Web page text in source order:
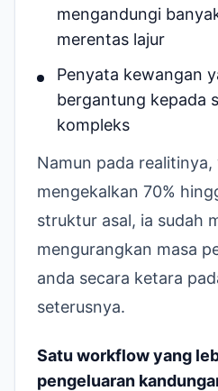
mengandungi
merentas lajur
Penyata kewangan
bergantung kepada
kompleks
Namun pada
mengekalkan 70%
struktur asal, ia sudah
mengurangkan masa
anda secara ketara
seterusnya.
Satu workflow yang
pengeluaran